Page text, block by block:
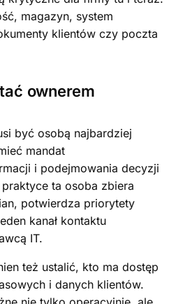
magazyn, system
klientów czy poczta
ownerem
być osobą najbardziej
mandat
i podejmowania decyzji
ta osoba zbiera
potwierdza priorytety
kanał kontaktu
IT.
też ustalić, kto ma dostęp
i danych klientów.